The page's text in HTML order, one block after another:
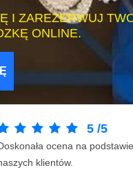
I ZAREZERWUJ
ONLINE.
5 /5
ocena na podstawie
klientów.